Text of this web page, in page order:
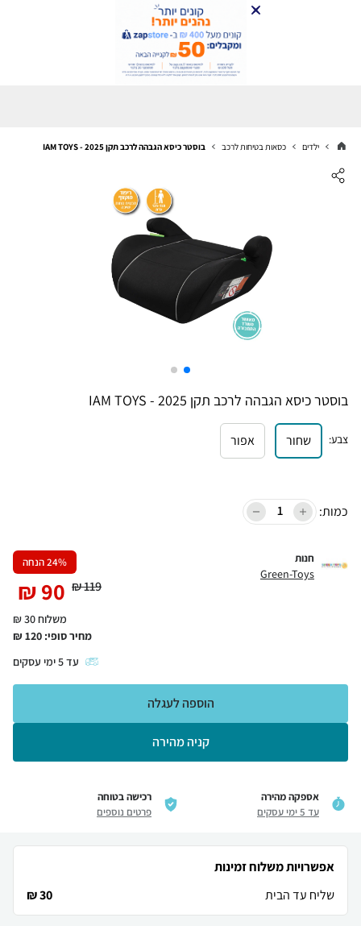
ילדים כסאות בטיחות לרכב בוסטר כיסא הגבהה לרכב תקן 2025 - IAM TOYS
בוסטר כיסא הגבהה לרכב תקן 2025 - IAM TOYS
צבע: שחור אפור
כמות:
חנות
Green-Toys
24% הנחה
119
₪
90
₪
משלוח 30 ₪
מחיר סופי: 120
₪
עד5ימי עסקים
קניה מהירה
הוספה לעגלה
אספקה מהירה
עד 5 ימי עסקים
רכישה בטוחה
פרטים נוספים
אפשרויות משלוח זמינות
שליח עד הבית
30 ₪